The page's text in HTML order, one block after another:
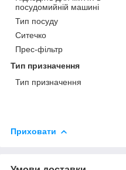
посудомийній машині
Тип посуду
Ситечко
Прес-фільтр
Тип призначення
Тип призначення
Приховати